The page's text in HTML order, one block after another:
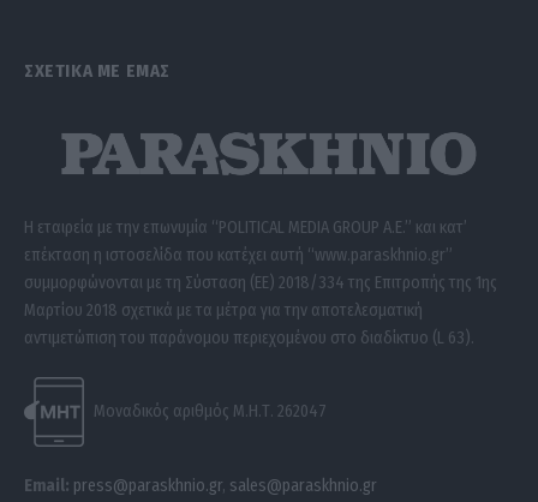
ΣΧΕΤΙΚΑ ΜΕ ΕΜΑΣ
Η εταιρεία με την επωνυμία “POLITICAL MEDIA GROUP A.E.” και κατ’
επέκταση η ιστοσελίδα που κατέχει αυτή “www.paraskhnio.gr”
συμμορφώνονται με τη Σύσταση (ΕΕ) 2018/334 της Επιτροπής της 1ης
Μαρτίου 2018 σχετικά με τα μέτρα για την αποτελεσματική
αντιμετώπιση του παράνομου περιεχομένου στο διαδίκτυο (L 63).
Μοναδικός αριθμός Μ.Η.Τ. 262047
Email: press@paraskhnio.gr, sales@paraskhnio.gr